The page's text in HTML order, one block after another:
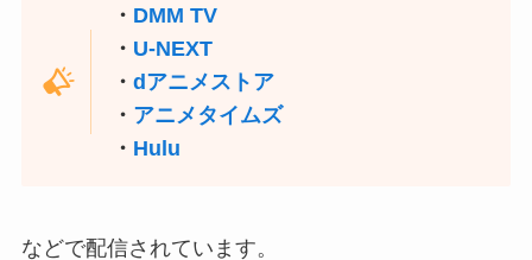
・ DMM TV
・ U-NEXT
・dアニメストア
・ アニメタイムズ
・ Hulu
などで配信されています。